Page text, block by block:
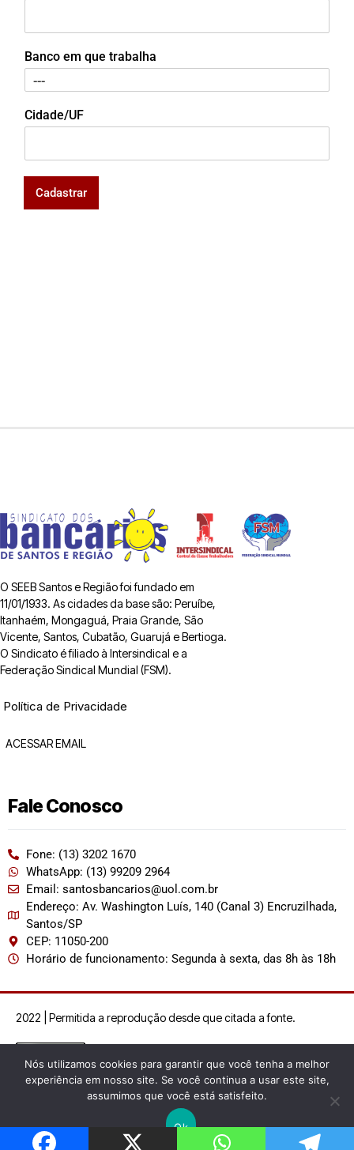
Banco em que trabalha
Cidade/UF
Cadastrar
O SEEB Santos e Região foi fundado em
11/01/1933. As cidades da base são: Peruíbe,
Itanhaém, Mongaguá, Praia Grande, São
Vicente, Santos, Cubatão, Guarujá e Bertioga.
O Sindicato é filiado à Intersindical e a
Federação Sindical Mundial (FSM).
Política de Privacidade
ACESSAR EMAIL
Fale Conosco
Fone: (13) 3202 1670
WhatsApp: (13) 99209 2964
Email: santosbancarios@uol.com.br
Endereço: Av. Washington Luís, 140 (Canal 3) Encruzilhada,
Santos/SP
CEP: 11050-200
Horário de funcionamento: Segunda à sexta, das 8h às 18h
2022 | Permitida a reprodução desde que citada a fonte.
Nós utilizamos cookies para garantir que você tenha a melhor
experiência em nosso site. Se você continua a usar este site,
assumimos que você está satisfeito.
Ok